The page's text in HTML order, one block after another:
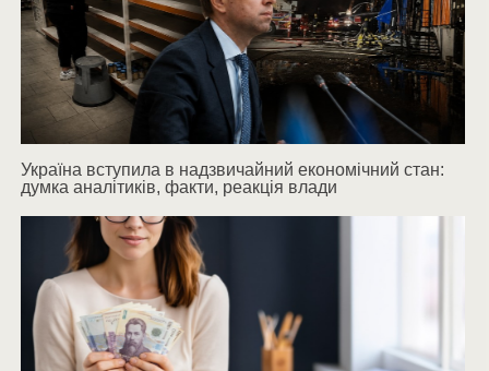
Україна вступила в надзвичайний економічний стан:
думка аналітиків, факти, реакція влади